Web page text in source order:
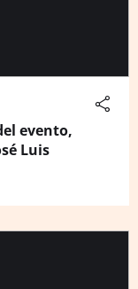
evento,
Luis